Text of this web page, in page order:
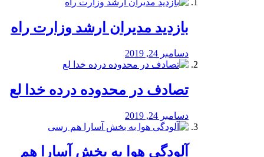
بازدید مدیران ارشد وزارت راه
دسامبر 24, 2019
تصادف در محدوده درده خدا لع
دسامبر 24, 2019
آلودگی هوا به بخش آسارا هم